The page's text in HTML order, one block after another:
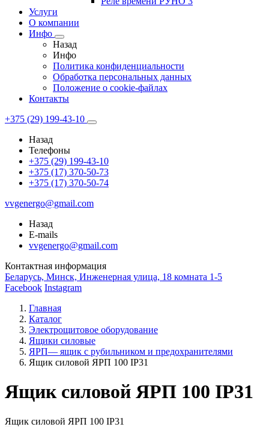
Услуги
О компании
Инфо
Назад
Инфо
Политика конфиденциальности
Обработка персональных данных
Положение о cookie-файлах
Контакты
+375 (29) 199-43-10
Назад
Телефоны
+375 (29) 199-43-10
+375 (17) 370-50-73
+375 (17) 370-50-74
vvgenergo@gmail.com
Назад
E-mails
vvgenergo@gmail.com
Контактная информация
Беларусь, Минск, Инженерная улица, 18 комната 1-5
Facebook Instagram
Главная
Каталог
Электрощитовое оборудование
Ящики силовые
ЯРП— ящик с рубильником и предохранителями
Ящик силовой ЯРП 100 IP31
Ящик силовой ЯРП 100 IP31
Ящик силовой ЯРП 100 IP31